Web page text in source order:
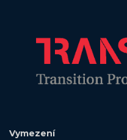
Vymezení